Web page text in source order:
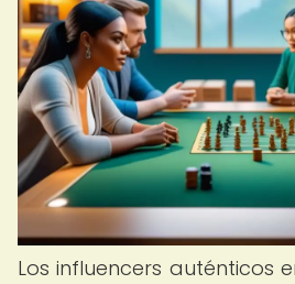
Los influencers auténticos